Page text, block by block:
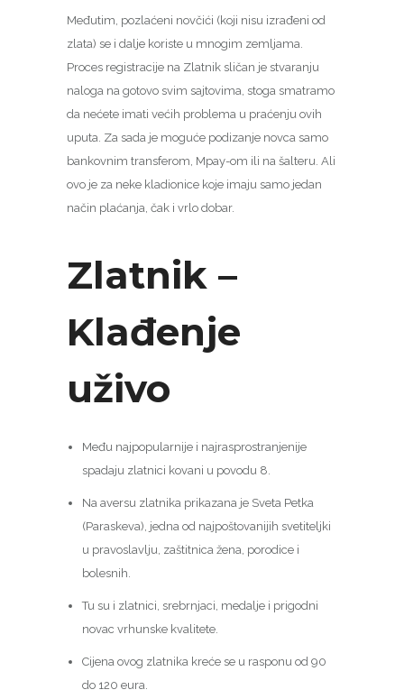
Međutim, pozlaćeni novčići (koji nisu izrađeni od
zlata) se i dalje koriste u mnogim zemljama.
Proces registracije na Zlatnik sličan je stvaranju
naloga na gotovo svim sajtovima, stoga smatramo
da nećete imati većih problema u praćenju ovih
uputa. Za sada je moguće podizanje novca samo
bankovnim transferom, Mpay-om ili na šalteru. Ali
ovo je za neke kladionice koje imaju samo jedan
način plaćanja, čak i vrlo dobar.
Zlatnik –
Klađenje
uživo
Među najpopularnije i najrasprostranjenije
spadaju zlatnici kovani u povodu 8.
Na aversu zlatnika prikazana je Sveta Petka
(Paraskeva), jedna od najpoštovanijih svetiteljki
u pravoslavlju, zaštitnica žena, porodice i
bolesnih.
Tu su i zlatnici, srebrnjaci, medalje i prigodni
novac vrhunske kvalitete.
Cijena ovog zlatnika kreće se u rasponu od 90
do 120 eura.